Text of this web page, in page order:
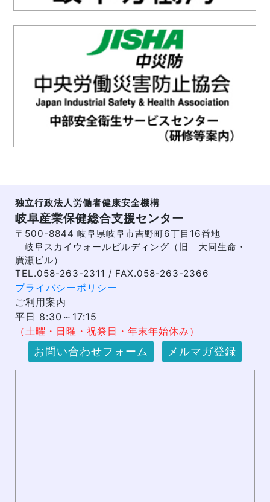
独立行政法人労働者健康安全機構
岐阜産業保健総合支援センター
〒500-8844 岐阜県岐阜市吉野町6丁目16番地
岐阜スカイウォールビルディング（旧 大同生命・
廣瀬ビル）
TEL.058-263-2311 / FAX.058-263-2366
プライバシーポリシー
ご利用案内
平日 8:30～17:15
（土曜・日曜・祝祭日・年末年始休み）
お問い合わせフォーム メルマガ登録